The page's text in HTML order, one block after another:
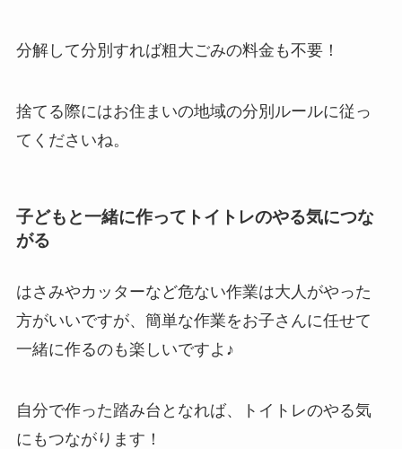
分解して分別すれば粗大ごみの料金も不要！
捨てる際にはお住まいの地域の分別ルールに従っ
てくださいね。
子どもと一緒に作ってトイトレのやる気につな
がる
はさみやカッターなど危ない作業は大人がやった
方がいいですが、簡単な作業をお子さんに任せて
一緒に作るのも楽しいですよ♪
自分で作った踏み台となれば、トイトレのやる気
にもつながります！